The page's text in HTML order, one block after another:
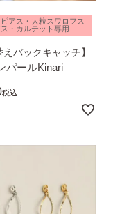
アス・大粒スワロフス
・カルテット専用
えバックキャッチ】
パールKinari
税込